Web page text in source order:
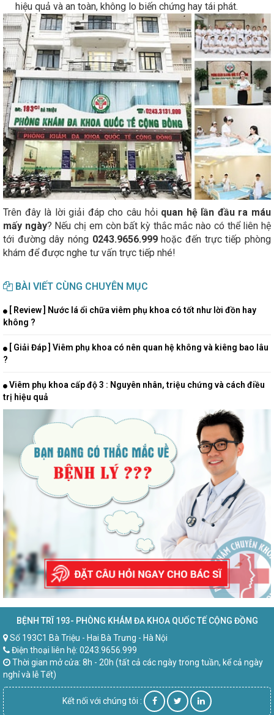
hiệu quả và an toàn, không lo biến chứng hay tái phát.
Trên đây là lời giải đáp cho câu hỏi quan hệ lần đầu ra máu
mấy ngày? Nếu chị em còn bất kỳ thắc mắc nào có thể liên hệ
tới đường dây nóng 0243.9656.999hoặc đến trực tiếp phòng
khám để được nghe tư vấn trực tiếp nhé!
BÀI VIẾT CÙNG CHUYÊN MỤC
[ Review ] Nước lá ổi chữa viêm phụ khoa có tốt như lời đồn hay
không ?
[ Giải Đáp ] Viêm phụ khoa có nên quan hệ không và kiêng bao lâu
?
Viêm phụ khoa cấp độ 3 : Nguyên nhân, triệu chứng và cách điều
trị hiệu quả
BỆNH TRĨ 193- PHÒNG KHÁM ĐA KHOA QUỐC TẾ CỘNG ĐỒNG
Số 193C1 Bà Triệu - Hai Bà Trưng - Hà Nội
Điện thoại liên hệ: 0243.9656.999
Thời gian mở cửa: 8h - 20h (tất cả các ngày trong tuần, kể cả ngày
nghỉ và lễ Tết)
Kết nối với chúng tôi :